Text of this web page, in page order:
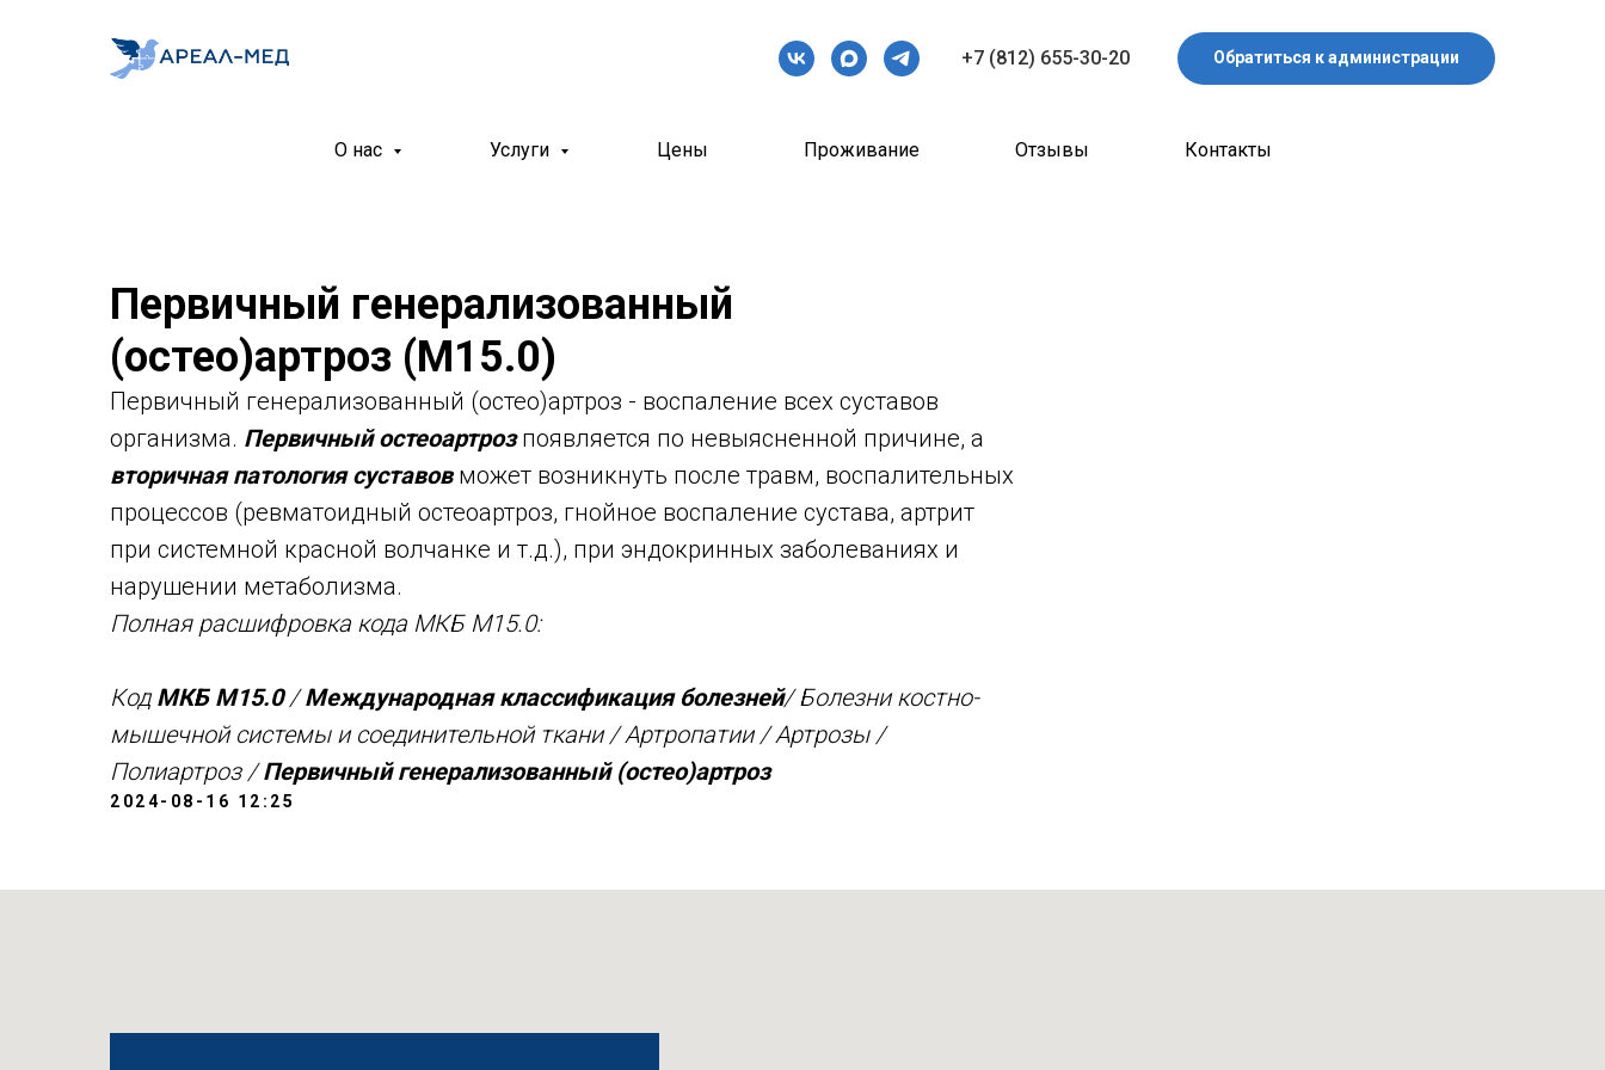
+7 (812) 655-30-20 Обратиться к администрации
О нас Услуги Цены Проживание Отзывы Контакты
Первичный генерализованный
(остео)артроз (M15.0)
Первичный генерализованный (остео)артроз - воспаление всех суставов
организма. Первичный остеоартрозпоявляется по невыясненной причине, а
вторичная патология суставовможет возникнуть после травм, воспалительных
процессов (ревматоидный остеоартроз, гнойное воспаление сустава, артрит
при системной красной волчанке и т.д.), при эндокринных заболеваниях и
нарушении метаболизма.
Полная расшифровка кода МКБ M15.0:
КодМКБ M15.0/Международная классификация болезней/ Болезни костно-
мышечной системы и соединительной ткани / Артропатии / Артрозы /
Полиартроз /Первичный генерализованный (остео)артроз
2024-08-16 12:25